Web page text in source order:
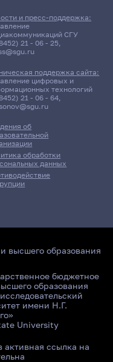
об
обработки
данных
и пресс-поддержка:
СГУ
21 - 06 - 25,
поддержка сайта:
цифровых и
технологий
21 - 06 - 64,
высшего образования
бюджетное
образования
имени Н.Г.
University
активная ссылка на